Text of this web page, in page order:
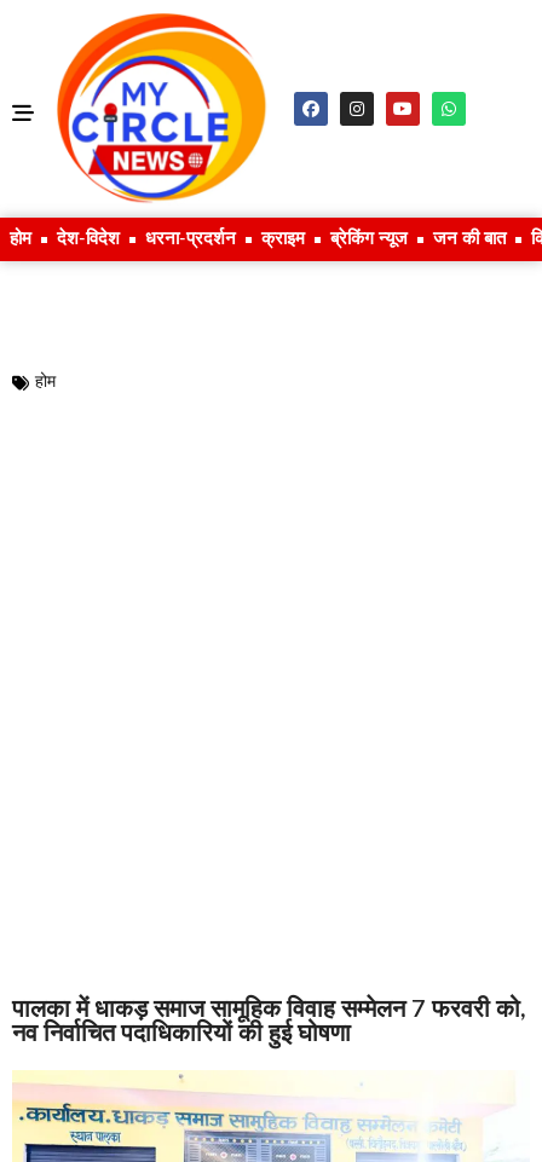
होम देश-विदेश धरना-प्रदर्शन क्राइम ब्रेकिंग न्यूज जन की बात
होम
पालका में धाकड़ समाज सामूहिक विवाह सम्मेलन 7 फरवरी को,
नव निर्वाचित पदाधिकारियों की हुई घोषणा